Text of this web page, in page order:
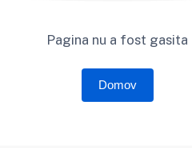
Pagina nu a fost gasita
Domov